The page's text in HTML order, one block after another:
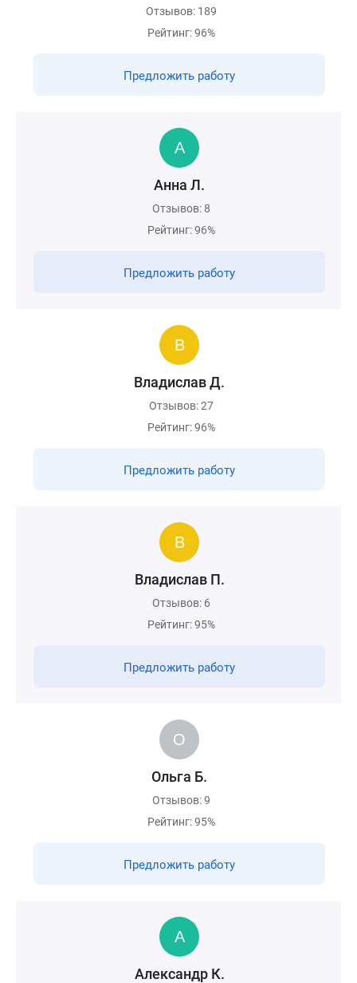
Отзывов: 189
Рейтинг: 96%
Предложить работу
Анна Л.
Отзывов: 8
Рейтинг: 96%
Предложить работу
Владислав Д.
Отзывов: 27
Рейтинг: 96%
Предложить работу
Владислав П.
Отзывов: 6
Рейтинг: 95%
Предложить работу
Ольга Б.
Отзывов: 9
Рейтинг: 95%
Предложить работу
Александр К.